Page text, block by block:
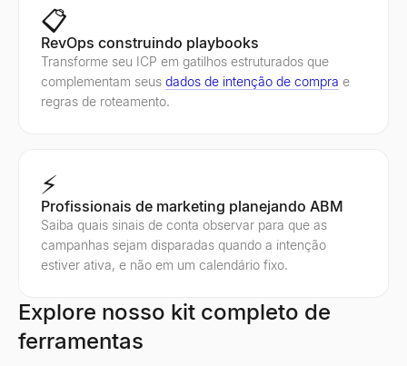
📋
RevOps construindo playbooks
Transforme seu ICP em gatilhos estruturados que
complementam seus dados de intenção de compra e
regras de roteamento.
⚡
Profissionais de marketing planejando ABM
Saiba quais sinais de conta observar para que as
campanhas sejam disparadas quando a intenção
estiver ativa, e não em um calendário fixo.
Explore nosso kit completo de
ferramentas